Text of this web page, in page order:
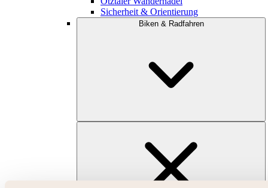
Sicherheit & Orientierung
Biken & Radfahren